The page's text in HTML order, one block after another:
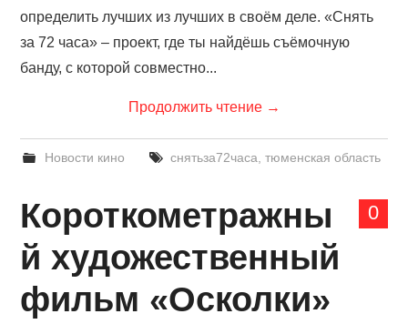
определить лучших из лучших в своём деле. «Снять
за 72 часа» – проект, где ты найдёшь съёмочную
банду, с которой совместно...
Продолжить чтение →
Новости кино снятьза72часа тюменская область
0
Короткометражны
й художественный
фильм «Осколки»